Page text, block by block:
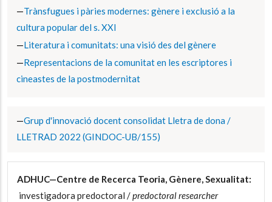
Trànsfugues i pàries modernes: gènere i exclusió a la
cultura popular del s. XXI
Literatura i comunitats: una visió des del gènere
Representacions de la comunitat en les escriptores i
cineastes de la postmodernitat
Grup d'innovació docent consolidat Lletra de dona /
LLETRAD 2022 (GINDOC-UB/155)
ADHUC—Centre de Recerca Teoria, Gènere, Sexualitat:
investigadora predoctoral /predoctoral researcher